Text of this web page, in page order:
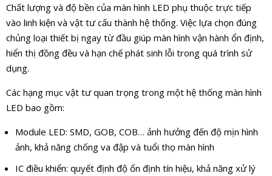
Chất lượng và độ bền của màn hình LED phụ thuộc trực tiếp
vào linh kiện và vật tư cấu thành hệ thống. Việc lựa chọn đúng
chủng loại thiết bị ngay từ đầu giúp màn hình vận hành ổn định,
hiển thị đồng đều và hạn chế phát sinh lỗi trong quá trình sử
dụng.
Các hạng mục vật tư quan trọng trong một hệ thống màn hình
LED bao gồm:
Module LED: SMD, GOB, COB… ảnh hưởng đến độ mịn hình
ảnh, khả năng chống va đập và tuổi thọ màn hình
IC điều khiển: quyết định độ ổn định tín hiệu, khả năng xử lý